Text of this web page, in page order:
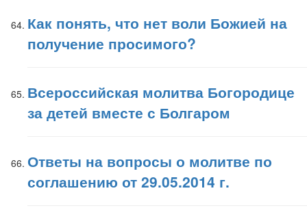
Как понять, что нет воли Божией на
получение просимого?
Всероссийская молитва Богородице
за детей вместе с Болгаром
Ответы на вопросы о молитве по
соглашению от 29.05.2014 г.